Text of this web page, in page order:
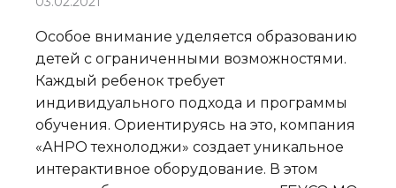
Особое внимание уделяется образованию
детей с ограниченными возможностями.
Каждый ребенок требует
индивидуального подхода и программы
обучения. Ориентируясь на это, компания
«АНРО технолоджи» создает уникальное
интерактивное оборудование. В этом